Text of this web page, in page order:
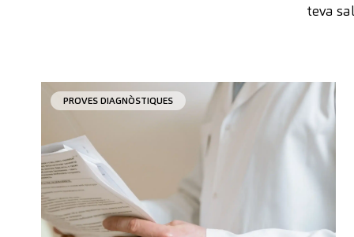
teva
PROVES DIAGNÒSTIQUES